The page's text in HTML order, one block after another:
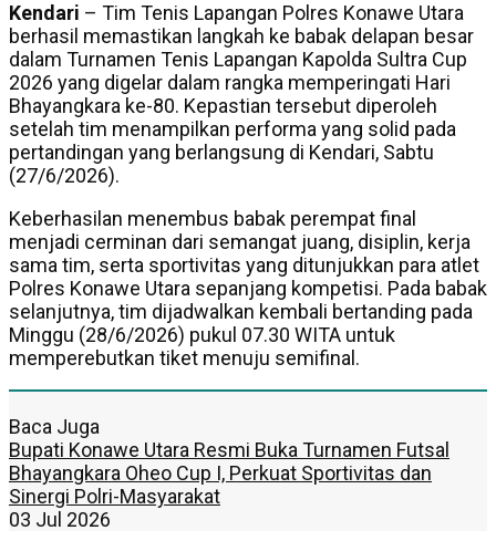
Kendari – Tim Tenis Lapangan Polres Konawe Utara
berhasil memastikan langkah ke babak delapan besar
dalam Turnamen Tenis Lapangan Kapolda Sultra Cup
2026 yang digelar dalam rangka memperingati Hari
Bhayangkara ke-80. Kepastian tersebut diperoleh
setelah tim menampilkan performa yang solid pada
pertandingan yang berlangsung di Kendari, Sabtu
(27/6/2026).
Keberhasilan menembus babak perempat final
menjadi cerminan dari semangat juang, disiplin, kerja
sama tim, serta sportivitas yang ditunjukkan para atlet
Polres Konawe Utara sepanjang kompetisi. Pada babak
selanjutnya, tim dijadwalkan kembali bertanding pada
Minggu (28/6/2026) pukul 07.30 WITA untuk
memperebutkan tiket menuju semifinal.
Baca Juga
Bupati Konawe Utara Resmi Buka Turnamen Futsal
Bhayangkara Oheo Cup I, Perkuat Sportivitas dan
Sinergi Polri-Masyarakat
03 Jul 2026